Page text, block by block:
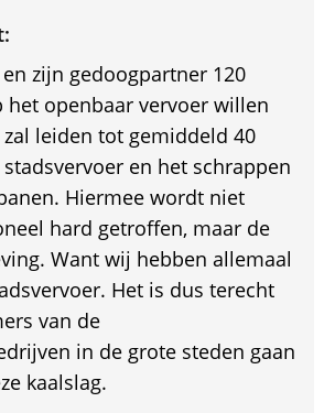
zijn gedoogpartner 120
openbaar vervoer willen
leiden tot gemiddeld 40
en het schrappen
Hiermee wordt niet
hard getroffen, maar de
Want wij hebben allemaal
Het is dus terecht
van de
in de grote steden gaan
kaalslag.